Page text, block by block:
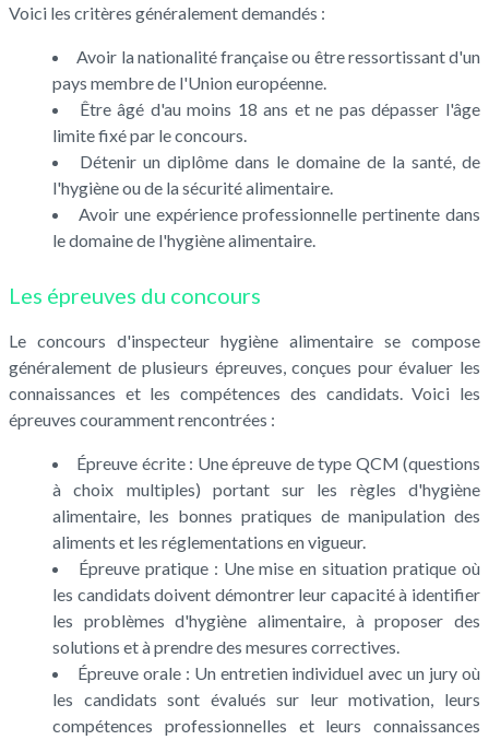
Voici les critères généralement demandés :
Avoir la nationalité française ou être ressortissant d'un
pays membre de l'Union européenne.
Être âgé d'au moins 18 ans et ne pas dépasser l'âge
limite fixé par le concours.
Détenir un diplôme dans le domaine de la santé, de
l'hygiène ou de la sécurité alimentaire.
Avoir une expérience professionnelle pertinente dans
le domaine de l'hygiène alimentaire.
Les épreuves du concours
Le concours d'inspecteur hygiène alimentaire se compose
généralement de plusieurs épreuves, conçues pour évaluer les
connaissances et les compétences des candidats. Voici les
épreuves couramment rencontrées :
Épreuve écrite : Une épreuve de type QCM (questions
à choix multiples) portant sur les règles d'hygiène
alimentaire, les bonnes pratiques de manipulation des
aliments et les réglementations en vigueur.
Épreuve pratique : Une mise en situation pratique où
les candidats doivent démontrer leur capacité à identifier
les problèmes d'hygiène alimentaire, à proposer des
solutions et à prendre des mesures correctives.
Épreuve orale : Un entretien individuel avec un jury où
les candidats sont évalués sur leur motivation, leurs
compétences professionnelles et leurs connaissances